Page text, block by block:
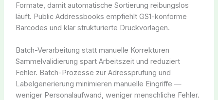
Formate, damit automatische Sortierung reibungslos
läuft. Public Addressbooks empfiehlt GS1-konforme
Barcodes und klar strukturierte Druckvorlagen.
Batch-Verarbeitung statt manuelle Korrekturen
Sammelvalidierung spart Arbeitszeit und reduziert
Fehler. Batch-Prozesse zur Adressprüfung und
Labelgenerierung minimieren manuelle Eingriffe —
weniger Personalaufwand, weniger menschliche Fehler.